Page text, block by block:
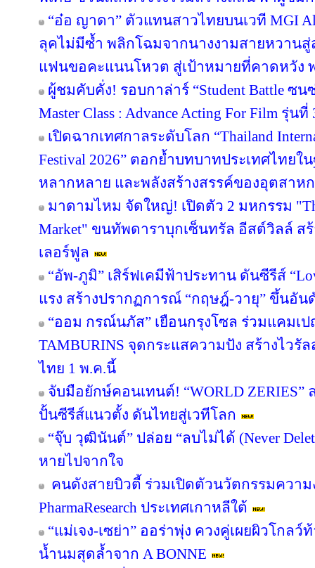
“อ๋อ ญาดา” ตัวแทนสาวไทยบนเวที MGI
ลุคไม่มีซ้ำ พลิกโฉมจากนางงามสายหวาน
แฟนขอคะแนนโหวต สู่เป้าหมายที่คาดหวัง
ผู้ชมคับคั่ง! รอบกาล่าร์ “Student Battle ซ
Master Class : Advance Acting For Film รุ่นที่
เปิดฉากเทศกาลระดับโลก “Thailand
Festival 2026” ตอกย้ำบทบาทประเทศไทย
หลากหลาย และพลังสร้างสรรค์ของอุตสาห
มาดามไหม จัดใหญ่! เปิดตัว 2 มหกรรม
Market" ขนทัพดาราบุกเซ็นทรัล อีสต์วิลล์
เลอร์ฟูล
“อัพ-ภูมิ” เสิร์ฟเคมีฟ้าประทาน ดันซีรีส์
แรง สร้างปรากฏการณ์ “กฤษฎ์-วายุ” ขึ้นอั
“ออม กรณ์นภัส” เยือนกรุงโซล ร่วมแคมเป
TAMBURINS จุดกระแสความปัง สร้างไวรั
ไทย 1 พ.ค.นี้
จับมือยักษ์คอนเทนต์! “WORLD ZERIES”
ปั้นซีรีส์แนวตั้ง ดันไทยสู่เวทีโลก
“จุ๊บ วุฒินันต์” ปล่อย “ลบไม่ได้ (Never
หายไปจากใจ
คนดังสายบิวตี้ ร่วมเปิดตัวนวัตกรรมควา
PharmaResearch ประเทศเกาหลีใต้
“แม่เจง-เซย่า” ออร่าพุ่ง ควงคู่เผยผิวโกล
น้ำนมสุดล้ำจาก A BONNE